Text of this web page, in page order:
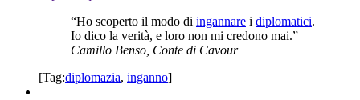
“Ho scoperto il modo di ingannare i diplomatici.
Io dico la verità, e loro non mi credono mai.”
Camillo Benso, Conte di Cavour
[Tag:diplomazia, inganno]